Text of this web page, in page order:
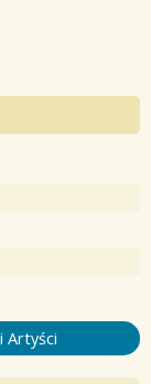
Artyści